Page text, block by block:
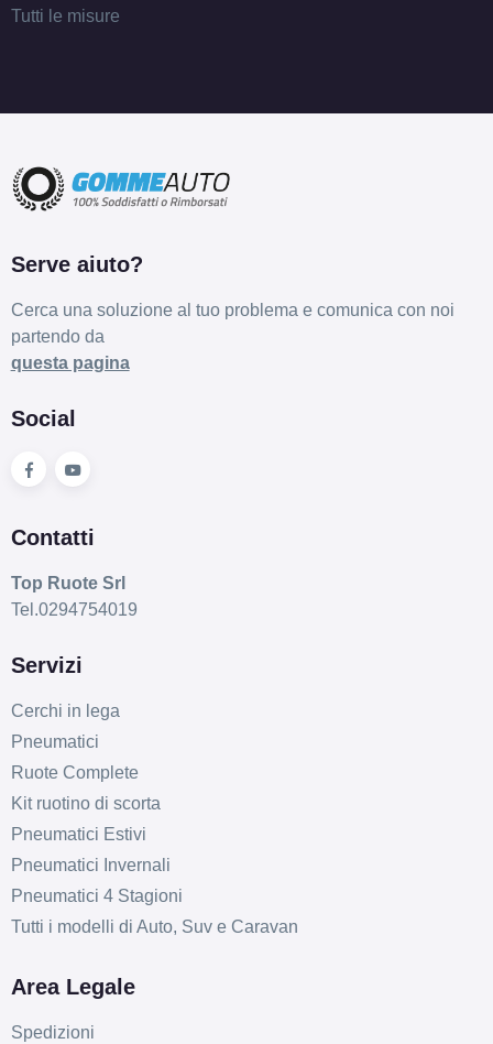
Tutti le misure
Serve aiuto?
Cerca una soluzione al tuo problema e comunica con noi
partendo da
questa pagina
Social
Contatti
Top Ruote Srl
Tel.0294754019
Servizi
Cerchi in lega
Pneumatici
Ruote Complete
Kit ruotino di scorta
Pneumatici Estivi
Pneumatici Invernali
Pneumatici 4 Stagioni
Tutti i modelli di Auto, Suv e Caravan
Area Legale
Spedizioni